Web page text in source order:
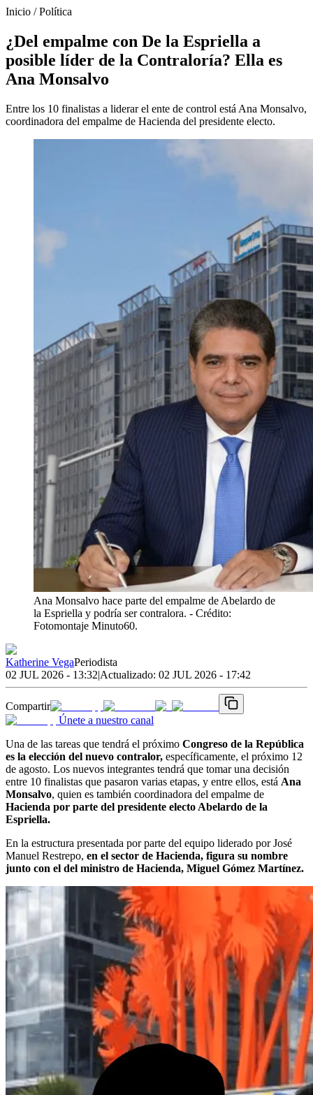
Inicio /Política
¿Del empalme con De la Espriella a
posible líder de la Contraloría? Ella es
Ana Monsalvo
Entre los 10 finalistas a liderar el ente de control está Ana Monsalvo,
coordinadora del empalme de Hacienda del presidente electo.
Ana Monsalvo hace parte del empalme de Abelardo de
la Espriella y podría ser contralora. - Crédito:
Fotomontaje Minuto60.
Katherine VegaPeriodista
02 JUL 2026 - 13:32|Actualizado: 02 JUL 2026 - 17:42
Compartir
Únete a nuestro canal
Una de las tareas que tendrá el próximo Congreso de la República
es la elección del nuevo contralor, específicamente, el próximo 12
de agosto. Los nuevos integrantes tendrá que tomar una decisión
entre 10 finalistas que pasaron varias etapas, y entre ellos, está Ana
Monsalvo, quien es también coordinadora del empalme de
Hacienda por parte del presidente electo Abelardo de la
Espriella.
En la estructura presentada por parte del equipo liderado por José
Manuel Restrepo, en el sector de Hacienda, figura su nombre
junto con el del ministro de Hacienda, Miguel Gómez Martínez.